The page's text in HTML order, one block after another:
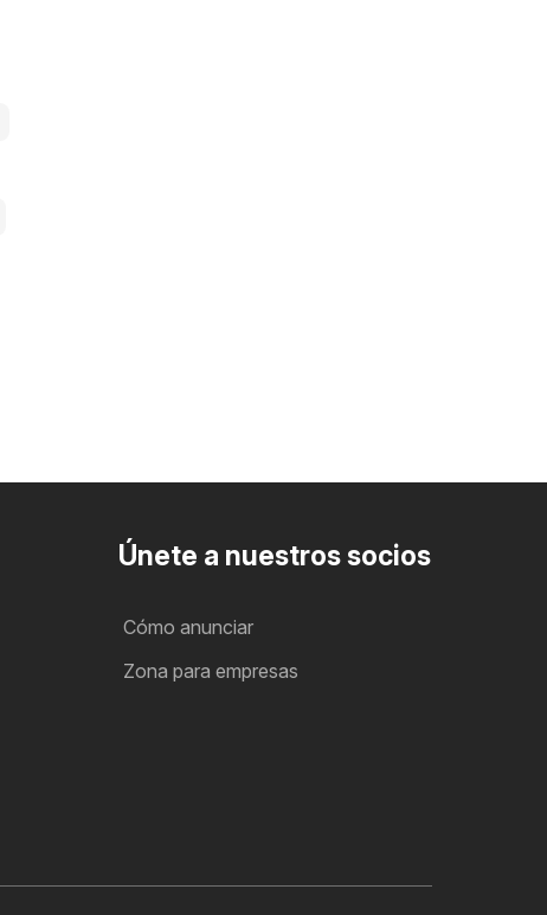
Únete a nuestros socios
Cómo anunciar
Zona para empresas